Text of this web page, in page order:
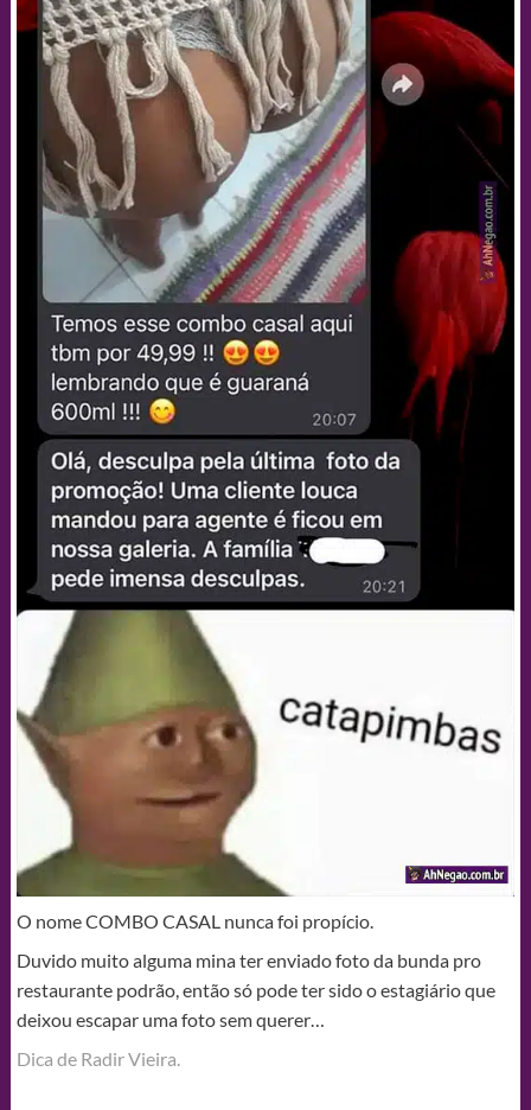
O nome COMBO CASAL nunca foi propício.
Duvido muito alguma mina ter enviado foto da bunda pro
restaurante podrão, então só pode ter sido o estagiário que
deixou escapar uma foto sem querer…
Dica de Radir Vieira.